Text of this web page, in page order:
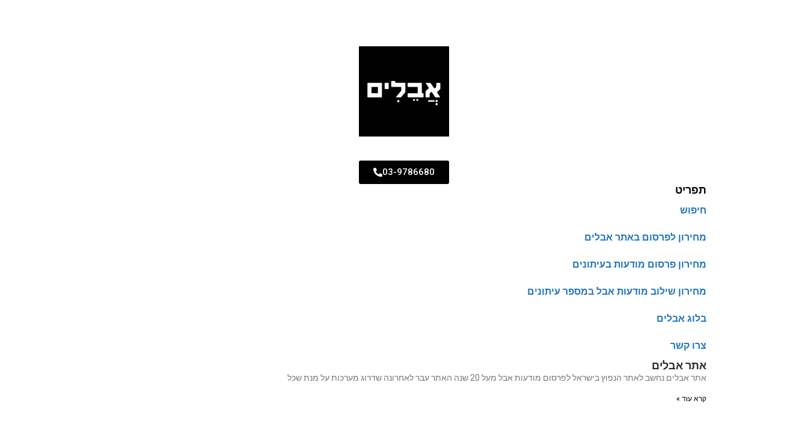
03-9786680
תפריט
חיפוש
מחירון לפרסום באתר אבלים
מחירון פרסום מודעות בעיתונים
מחירון שילוב מודעות אבל במספר עיתונים
בלוג אבלים
צרו קשר
אתר אבלים
אתר אבלים נחשב לאתר הנפוץ בישראל לפרסום מודעות אבל מעל 20 שנה האתר עבר לאחרונה שדרוג מערכות על מנת שכל
קרא עוד »